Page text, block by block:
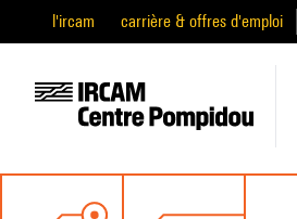
l'ircam carrière & offres d'emploi